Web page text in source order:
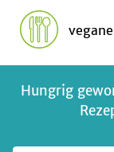
Hungrig